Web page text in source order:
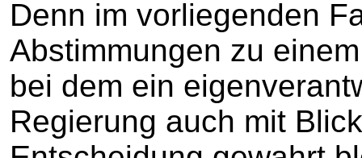
Denn im vorliegenden
Abstimmungen zu
bei dem ein
Regierung auch mit